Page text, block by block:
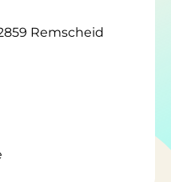
Remscheid